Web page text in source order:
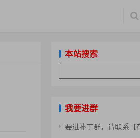
本站搜索
我要进群
要进补丁群，请联系【